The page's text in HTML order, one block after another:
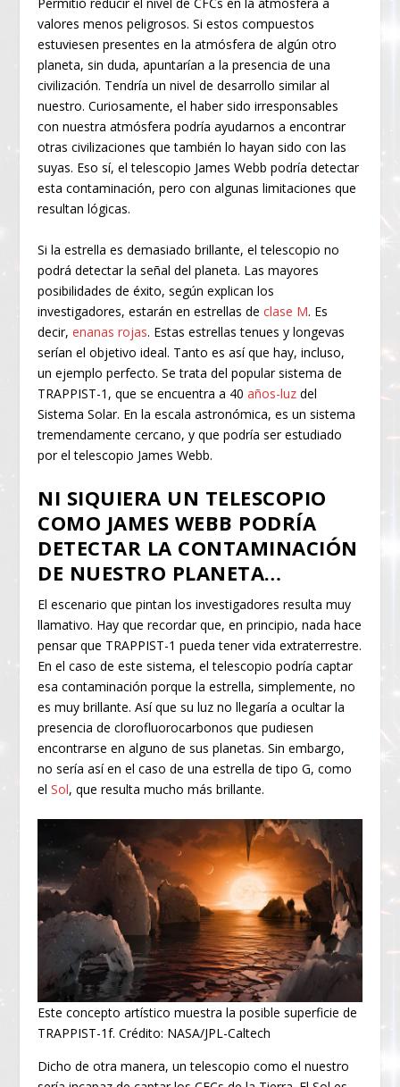
valores menos peligrosos. Si estos compuestos
estuviesen presentes en la atmósfera de algún otro
planeta, sin duda, apuntarían a la presencia de una
civilización. Tendría un nivel de desarrollo similar al
nuestro. Curiosamente, el haber sido irresponsables
con nuestra atmósfera podría ayudarnos a encontrar
otras civilizaciones que también lo hayan sido con las
suyas. Eso sí, el telescopio James Webb podría detectar
esta contaminación, pero con algunas limitaciones que
resultan lógicas.
Si la estrella es demasiado brillante, el telescopio no
podrá detectar la señal del planeta. Las mayores
posibilidades de éxito, según explican los
investigadores, estarán en estrellas declase M. Es
decir,enanas rojas. Estas estrellas tenues y longevas
serían el objetivo ideal. Tanto es así que hay, incluso,
un ejemplo perfecto. Se trata del popular sistema de
TRAPPIST-1, que se encuentra a 40años-luz del
Sistema Solar. En la escala astronómica, es un sistema
tremendamente cercano, y que podría ser estudiado
por el telescopio James Webb.
NI SIQUIERA UN TELESCOPIO
COMO JAMES WEBB PODRÍA
DETECTAR LA CONTAMINACIÓN
DE NUESTRO PLANETA…
El escenario que pintan los investigadores resulta muy
llamativo. Hay que recordar que, en principio, nada hace
pensar que TRAPPIST-1 pueda tener vida extraterrestre.
En el caso de este sistema, el telescopio podría captar
esa contaminación porque la estrella, simplemente, no
es muy brillante. Así que su luz no llegaría a ocultar la
presencia de clorofluorocarbonos que pudiesen
encontrarse en alguno de sus planetas. Sin embargo,
no sería así en el caso de una estrella de tipo G, como
elSol, que resulta mucho más brillante.
Este concepto artístico muestra la posible superficie de
TRAPPIST-1f. Crédito: NASA/JPL-Caltech
Dicho de otra manera, un telescopio como el nuestro